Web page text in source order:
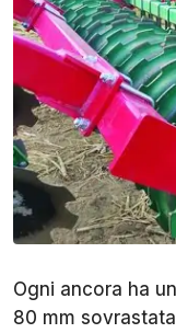
Ogni ancora ha
80 mm